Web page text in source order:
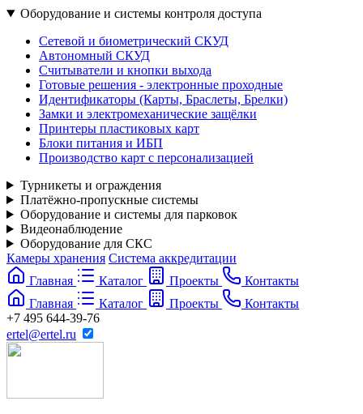
Оборудование и системы контроля доступа
Сетевой и биометрический СКУД
Автономный СКУД
Считыватели и кнопки выхода
Готовые решения - электронные проходные
Идентификаторы (Карты, Браслеты, Брелки)
Замки и электромеханические защёлки
Принтеры пластиковых карт
Блоки питания и ИБП
Производство карт с персонализацией
Турникеты и ограждения
Платёжно-пропускные системы
Оборудование и системы для парковок
Видеонаблюдение
Оборудование для СКС
Камеры хранения Система аккредитации
Главная
Каталог Проекты
Контакты
Главная
Каталог Проекты
Контакты
+7 495 644-39-76
ertel@ertel.ru